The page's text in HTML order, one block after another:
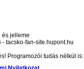
és jelleme
tacsko-fan-site.hupont.hu
Programozói tudás nélkül is: